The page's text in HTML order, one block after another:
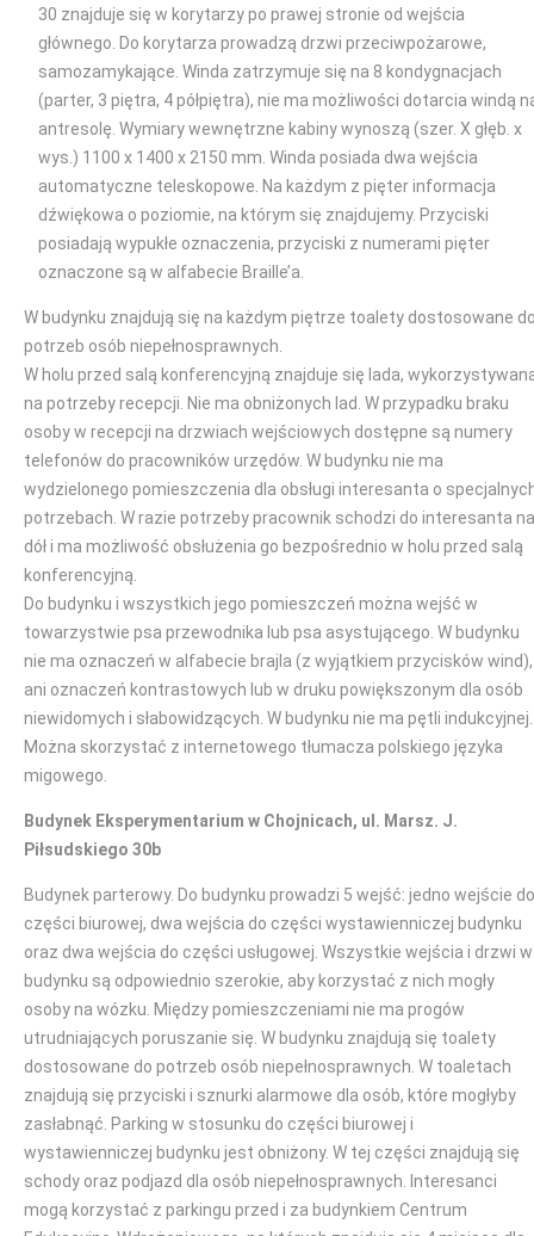
30 znajduje się w korytarzy po prawej stronie od wejścia
głównego. Do korytarza prowadzą drzwi przeciwpożarowe,
samozamykające. Winda zatrzymuje się na 8 kondygnacjach
(parter, 3 piętra, 4 półpiętra), nie ma możliwości dotarcia windą
antresolę. Wymiary wewnętrzne kabiny wynoszą (szer. X głęb. x
wys.) 1100 x 1400 x 2150 mm. Winda posiada dwa wejścia
automatyczne teleskopowe. Na każdym z pięter informacja
dźwiękowa o poziomie, na którym się znajdujemy. Przyciski
posiadają wypukłe oznaczenia, przyciski z numerami pięter
oznaczone są w alfabecie Braille’a.
W budynku znajdują się na każdym piętrze toalety dostosowane
potrzeb osób niepełnosprawnych.
W holu przed salą konferencyjną znajduje się lada,
na potrzeby recepcji. Nie ma obniżonych lad. W przypadku braku
osoby w recepcji na drzwiach wejściowych dostępne są numery
telefonów do pracowników urzędów. W budynku nie ma
wydzielonego pomieszczenia dla obsługi interesanta o
potrzebach. W razie potrzeby pracownik schodzi do interesanta na
dół i ma możliwość obsłużenia go bezpośrednio w holu przed salą
konferencyjną.
Do budynku i wszystkich jego pomieszczeń można wejść w
towarzystwie psa przewodnika lub psa asystującego. W budynku
nie ma oznaczeń w alfabecie brajla (z wyjątkiem przycisków wind),
ani oznaczeń kontrastowych lub w druku powiększonym dla osób
niewidomych i słabowidzących. W budynku nie ma pętli indukcyjnej.
Można skorzystać z internetowego tłumacza polskiego języka
migowego.
Budynek Eksperymentarium w Chojnicach, ul. Marsz. J.
Piłsudskiego 30b
Budynek parterowy. Do budynku prowadzi 5 wejść: jedno wejście do
części biurowej, dwa wejścia do części wystawienniczej budynku
oraz dwa wejścia do części usługowej. Wszystkie wejścia i drzwi w
budynku są odpowiednio szerokie, aby korzystać z nich mogły
osoby na wózku. Między pomieszczeniami nie ma progów
utrudniających poruszanie się. W budynku znajdują się toalety
dostosowane do potrzeb osób niepełnosprawnych. W toaletach
znajdują się przyciski i sznurki alarmowe dla osób, które mogłyby
zasłabnąć. Parking w stosunku do części biurowej i
wystawienniczej budynku jest obniżony. W tej części znajdują się
schody oraz podjazd dla osób niepełnosprawnych. Interesanci
mogą korzystać z parkingu przed i za budynkiem Centrum